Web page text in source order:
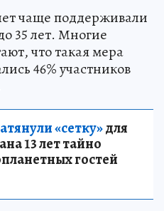
чаще поддерживали
35 лет. Многие
что такая мера
46% участников
«сетку»для
13 лет тайно
гостей